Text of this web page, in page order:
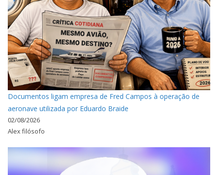
Documentos ligam empresa de Fred Campos à operação de
aeronave utilizada por Eduardo Braide
02/08/2026
Alex filósofo